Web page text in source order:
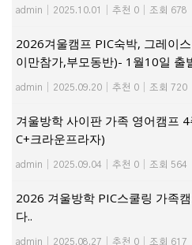
admin 2025.10.01 추천 0 조회 678
2026겨울캠프 PIC숙박, 그레이
이만참가,부모동반)- 1월10일 출
admin 2025.09.20 추천 0 조회 720
겨울방학 사이판 가족 영어캠프
C+크라운프라자)
admin 2025.09.04 추천 0 조회 564
2026 겨울방학 PIC스쿨링 가족
다..
admin 2025.08.27 추천 0 조회 617